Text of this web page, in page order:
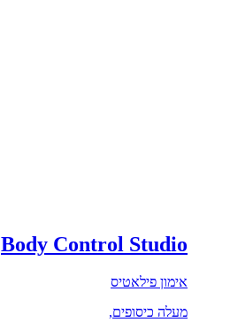
Body Control Studio
אימון פילאטיס
מעלה כיסופים,